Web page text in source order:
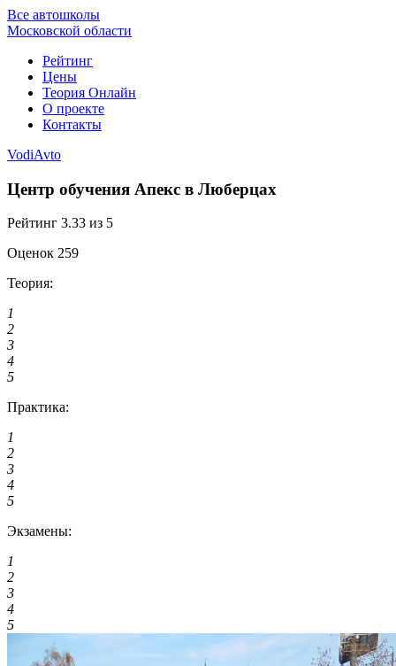
Все автошколы
Московской области
Рейтинг
Цены
Теория Онлайн
О проекте
Контакты
VodiAvto
Центр обучения Апекс в Люберцах
Рейтинг 3.33 из 5
Оценок 259
Теория:
1
2
3
4
5
Практика:
1
2
3
4
5
Экзамены:
1
2
3
4
5